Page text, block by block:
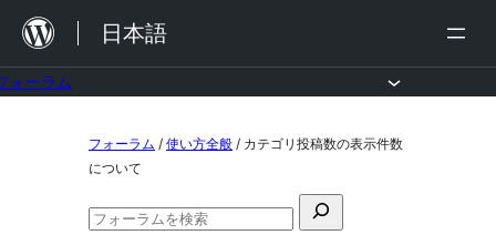
を
日本語
ォーラム
フォーラム / 使い方全般 / カテゴリ投稿数の表示件数
について
検
フ